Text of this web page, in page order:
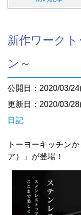
新作ワーク
ン～
公開日：2020/03/
更新日：2020/03/
日記
トーヨーキッチン
ア）」が登場！